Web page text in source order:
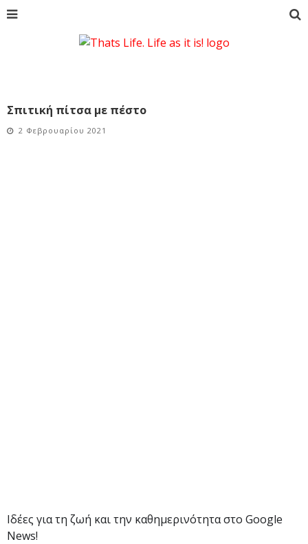
Σπιτική πίτσα με πέστο
2 Φεβρουαρίου 2021
Ιδέες για τη ζωή και την καθημερινότητα στο Google
News!